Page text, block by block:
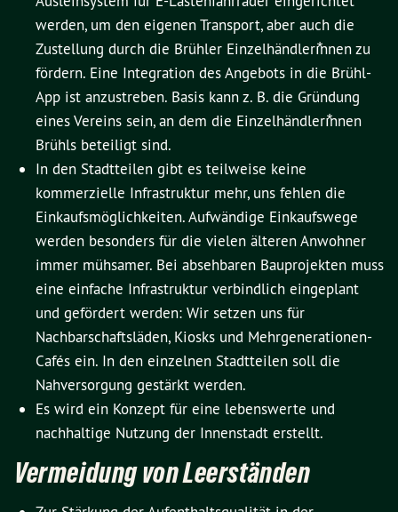
werden, um den eigenen Transport, aber auch die
Zustellung durch die Brühler Einzelhändlerı⃰nnen zu
fördern. Eine Integration des Angebots in die Brühl-
App ist anzustreben. Basis kann z. B. die Gründung
eines Vereins sein, an dem die Einzelhändlerı⃰nnen
Brühls beteiligt sind.
In den Stadtteilen gibt es teilweise keine
kommerzielle Infrastruktur mehr, uns fehlen die
Einkaufsmöglichkeiten. Aufwändige Einkaufswege
werden besonders für die vielen älteren Anwohner
immer mühsamer. Bei absehbaren Bauprojekten muss
eine einfache Infrastruktur verbindlich eingeplant
und gefördert werden: Wir setzen uns für
Nachbarschaftsläden, Kiosks und Mehrgenerationen-
Cafés ein. In den einzelnen Stadtteilen soll die
Nahversorgung gestärkt werden.
Es wird ein Konzept für eine lebenswerte und
nachhaltige Nutzung der Innenstadt erstellt.
Vermeidung von Leerständen